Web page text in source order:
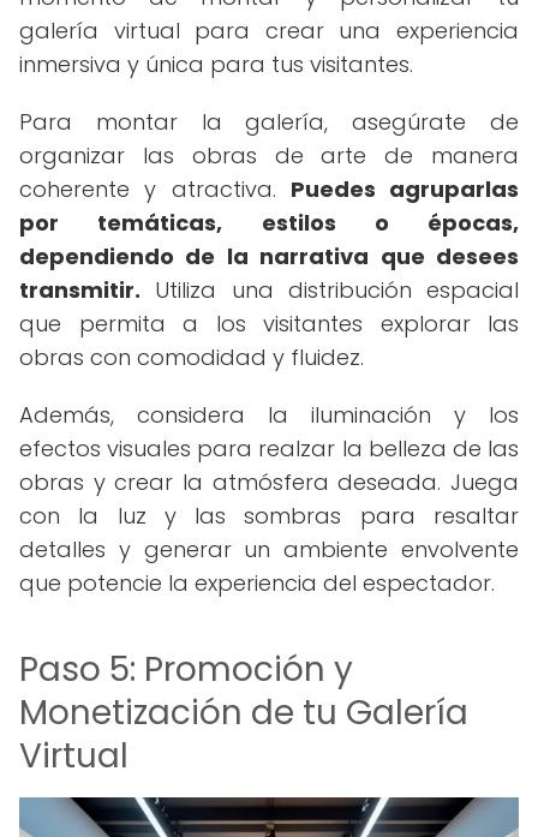
galería virtual para crear una experiencia
inmersiva y única para tus visitantes.
Para montar la galería, asegúrate de
organizar las obras de arte de manera
coherente y atractiva. Puedes agruparlas
por temáticas, estilos o épocas,
dependiendo de la narrativa que desees
transmitir. Utiliza una distribución espacial
que permita a los visitantes explorar las
obras con comodidad y fluidez.
Además, considera la iluminación y los
efectos visuales para realzar la belleza de las
obras y crear la atmósfera deseada. Juega
con la luz y las sombras para resaltar
detalles y generar un ambiente envolvente
que potencie la experiencia del espectador.
Paso 5: Promoción y
Monetización de tu Galería
Virtual